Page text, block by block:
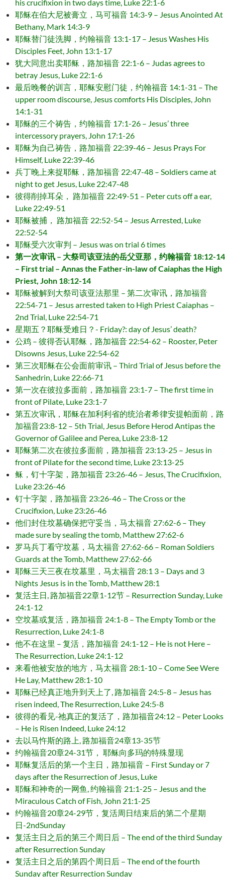
his crucifixion in two days time, Luke 22:1-6
耶稣在伯大尼被膏立，马可福音 14:3-9 – Jesus Anointed At
Bethany, Mark 14:3-9
耶稣替门徒洗脚，约翰福音 13:1-17 – Jesus Washes His
Disciples Feet, John 13:1-17
犹大同意出卖耶稣，路加福音 22:1-6 – Judas agrees to
betray Jesus, Luke 22:1-6
最后晚餐的训言，耶稣安慰门徒，约翰福音 14:1-31 – The
upper room discourse, Jesus comforts His Disciples, John
14:1-31
耶稣的三个祷告，约翰福音 17:1-26 – Jesus’ three
intercessory prayers, John 17:1-26
耶稣为自己祷告，路加福音 22:39-46 – Jesus Prays For
Himself, Luke 22:39-46
兵丁晚上来捉耶稣，路加福音 22:47-48 – Soldiers came at
night to get Jesus, Luke 22:47-48
彼得削掉耳朵， 路加福音 22:49-51 – Peter cuts off a ear,
Luke 22:49-51
耶稣被捕， 路加福音 22:52-54 – Jesus Arrested, Luke
22:52-54
耶稣受六次审判 – Jesus was on trial 6 times
第一次审讯 – 大祭司该亚法的岳父亚那，约翰福音 18:12-14
– First trial – Annas the Father-in-law of Caiaphas the High
Priest, John 18:12-14
耶稣被解到大祭司该亚法那里 – 第二次审讯，路加福音
22:54-71 – Jesus arrested taken to High Priest Caiaphas –
2nd Trial, Luke 22:54-71
星期五？耶稣受难日？- Friday?: day of Jesus’ death?
公鸡 – 彼得否认耶稣，路加福音 22:54-62 – Rooster, Peter
Disowns Jesus, Luke 22:54-62
第三次耶稣在公会面前审讯 – Third Trial of Jesus before the
Sanhedrin, Luke 22:66-71
第一次在彼拉多面前，路加福音 23:1-7 – The first time in
front of Pilate, Luke 23:1-7
第五次审讯，耶稣在加利利省的统治者希律安提帕面前，路
加福音23:8-12 – 5th Trial, Jesus Before Herod Antipas the
Governor of Galilee and Perea, Luke 23:8-12
耶稣第二次在彼拉多面前，路加福音 23:13-25 – Jesus in
front of Pilate for the second time, Luke 23:13-25
稣，钉十字架，路加福音 23:26-46 – Jesus, The Crucifixion,
Luke 23:26-46
钉十字架，路加福音 23:26-46 – The Cross or the
Crucifixion, Luke 23:26-46
他们封住坟墓确保把守妥当，马太福音 27:62-6 – They
made sure by sealing the tomb, Matthew 27:62-6
罗马兵丁看守坟墓，马太福音 27:62-66 – Roman Soldiers
Guards at the Tomb, Matthew 27:62-66
耶稣三天三夜在坟墓里，马太福音 28:1 3 – Days and 3
Nights Jesus is in the Tomb, Matthew 28:1
复活主日, 路加福音22章1-12节 – Resurrection Sunday, Luke
24:1-12
空坟墓或复活，路加福音 24:1-8 – The Empty Tomb or the
Resurrection, Luke 24:1-8
他不在这里 – 复活，路加福音 24:1-12 – He is not Here –
The Resurrection, Luke 24:1-12
来看他被安放的地方，马太福音 28:1-10 – Come See Were
He Lay, Matthew 28:1-10
耶稣已经真正地升到天上了, 路加福音 24:5-8 – Jesus has
risen indeed, The Resurrection, Luke 24:5-8
彼得的看见-祂真正的复活了，路加福音24:12 – Peter Looks
– He is Risen Indeed, Luke 24:12
去以马忤斯的路上, 路加福音24章13-35节
约翰福音20章24-31节， 耶稣向多玛的特殊显现
耶稣复活后的第一个主日，路加福音 – First Sunday or 7
days after the Resurrection of Jesus, Luke
耶稣和神奇的一网鱼, 约翰福音 21:1-25 – Jesus and the
Miraculous Catch of Fish, John 21:1-25
约翰福音20章24-29节，复活周日结束后的第二个星期
日-2ndSunday
复活主日之后的第三个周日后 – The end of the third Sunday
after Resurrection Sunday
复活主日之后的第四个周日后 – The end of the fourth
Sunday after Resurrection Sunday